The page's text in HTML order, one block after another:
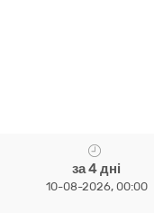
за 4 дні
10-08-2026, 00:00